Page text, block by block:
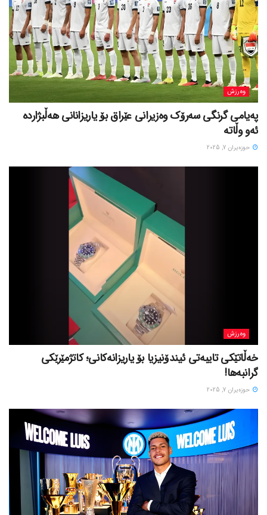
وەرزش
پەیامی گرنگی سەرۆک وەزیرانی عێراق بۆ یاریزانانی هەڵبژارده
ئەو وڵاتە
حوزه‌یران 7, 2025
وەرزش
خەڵاتێکی تایبەتی ئیندۆنیزیا بۆ یاریزانەکانی؛ کاتژمێرێکی
گرانبەها!
حوزه‌یران 7, 2025